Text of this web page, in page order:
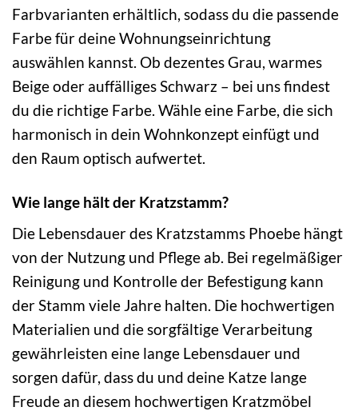
Farbvarianten erhältlich, sodass du die passende
Farbe für deine Wohnungseinrichtung
auswählen kannst. Ob dezentes Grau, warmes
Beige oder auffälliges Schwarz – bei uns findest
du die richtige Farbe. Wähle eine Farbe, die sich
harmonisch in dein Wohnkonzept einfügt und
den Raum optisch aufwertet.
Wie lange hält der Kratzstamm?
Die Lebensdauer des Kratzstamms Phoebe hängt
von der Nutzung und Pflege ab. Bei regelmäßiger
Reinigung und Kontrolle der Befestigung kann
der Stamm viele Jahre halten. Die hochwertigen
Materialien und die sorgfältige Verarbeitung
gewährleisten eine lange Lebensdauer und
sorgen dafür, dass du und deine Katze lange
Freude an diesem hochwertigen Kratzmöbel